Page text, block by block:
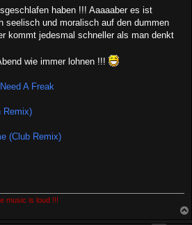
haben !!! Aaaaaber es ist
seelisch und moralisch auf den dummen
kommt jedesmal schneller als man denkt
wie immer lohnen !!!
A Freak
Remix)
(Club Remix)
music is loud !!!